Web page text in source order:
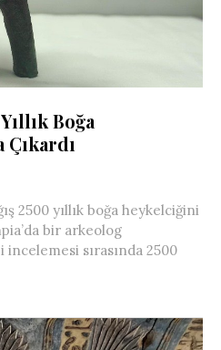
Boğa
2500 yıllık boğa heykelciğini
bir arkeolog
sırasında 2500